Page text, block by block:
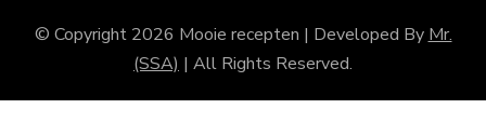
© Copyright 2026 Mooie recepten | Developed By Mr.
(SSA) | All Rights Reserved.